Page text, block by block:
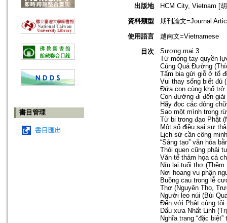
書目管理
書目匯出
出版地
HCM City, Vietnam [
資料類型
期刊論文=Journal
使用語言
越南文=Vietnamese
目次
Sương mai 3
Từ móng tay quyền
Cúng Quá Đường
Tấm bia gửi giỗ ở tổ
Vui thay sống biết đủ
Đứa con cùng khổ trở
Con đường đi đến
Hãy đọc các dòng
Sao một mình trong
Từ bi trong đạo Phật
Một số điều sai sự
Lịch sử cần công
“Sáng tạo” văn hóa
Thói quen cũng phải
Văn tế thảm họa cá
Níu lại tuổi thơ (Thềm
Nơi hoang vu phận
Buồng cau trong lễ
Thơ (Nguyên Thọ,
Người leo núi (Bùi
Đến với Phật cùng tôi
Dấu xưa Nhất Linh
Nghĩa trang “đặc